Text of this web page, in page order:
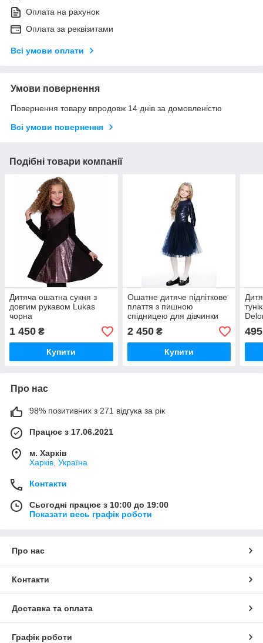
Оплата на рахунок
Оплата за реквізитами
Всі умови оплати
Умови повернення
Повернення товару впродовж 14 днів за домовленістю
Всі умови повернення
Подібні товари компанії
Дитяча ошатна сукня з
довгим рукавом Lukas
чорна
1 450 ₴
Купити
Ошатне дитяче підліткове
плаття з пишною
спідницею для дівчинки
Lukas синє розмір 170
2 450₴
Купити
495
Про нас
98% позитивних з 271 відгука за рік
Працює з 17.06.2021
м. Харків
Харків, Україна
Контакти
Сьогодні працює з 10:00 до 19:00
Показати весь графік роботи
Про нас
Контакти
Доставка та оплата
Графік роботи